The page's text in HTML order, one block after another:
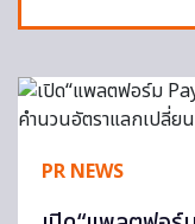
PR NEWS